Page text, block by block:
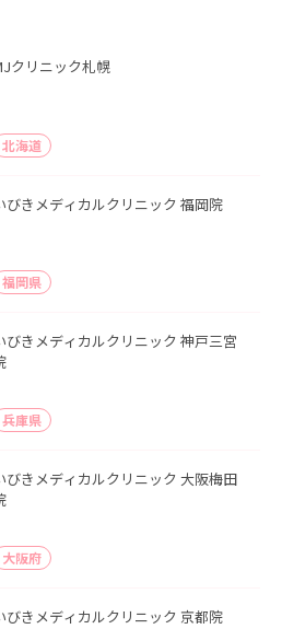
クリニック札幌
北海道
びきメディカルクリニック 福岡院
福岡県
びきメディカルクリニック 神戸三宮
兵庫県
びきメディカルクリニック 大阪梅田
大阪府
びきメディカルクリニック 京都院